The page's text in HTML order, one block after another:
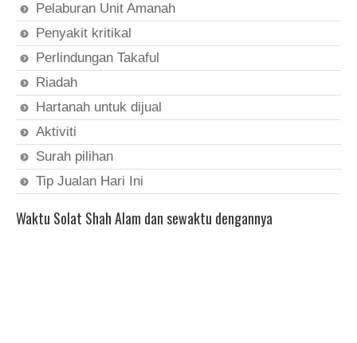
Pelaburan Unit Amanah
Penyakit kritikal
Perlindungan Takaful
Riadah
Hartanah untuk dijual
Aktiviti
Surah pilihan
Tip Jualan Hari Ini
Waktu Solat Shah Alam dan sewaktu dengannya